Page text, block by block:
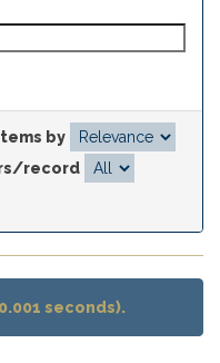
by
record
seconds).